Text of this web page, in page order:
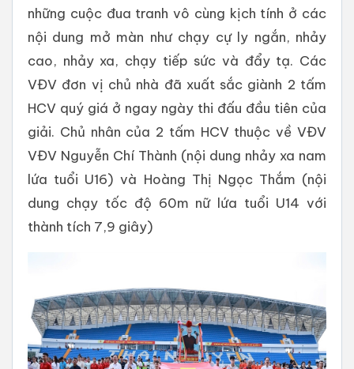
những cuộc đua tranh vô cùng kịch tính ở các
nội dung mở màn như chạy cự ly ngắn, nhảy
cao, nhảy xa, chạy tiếp sức và đẩy tạ. Các
VĐV đơn vị chủ nhà đã xuất sắc giành 2 tấm
HCV quý giá ở ngay ngày thi đấu đầu tiên của
giải. Chủ nhân của 2 tấm HCV thuộc về VĐV
VĐV Nguyễn Chí Thành (nội dung nhảy xa nam
lứa tuổi U16) và Hoàng Thị Ngọc Thắm (nội
dung chạy tốc độ 60m nữ lứa tuổi U14 với
thành tích 7,9 giây)